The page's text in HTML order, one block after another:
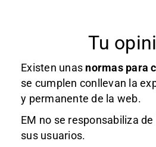
Tu
Existen unas normas para
se cumplen conllevan la
y permanente de la web.
EM no se responsabiliza
sus usuarios.